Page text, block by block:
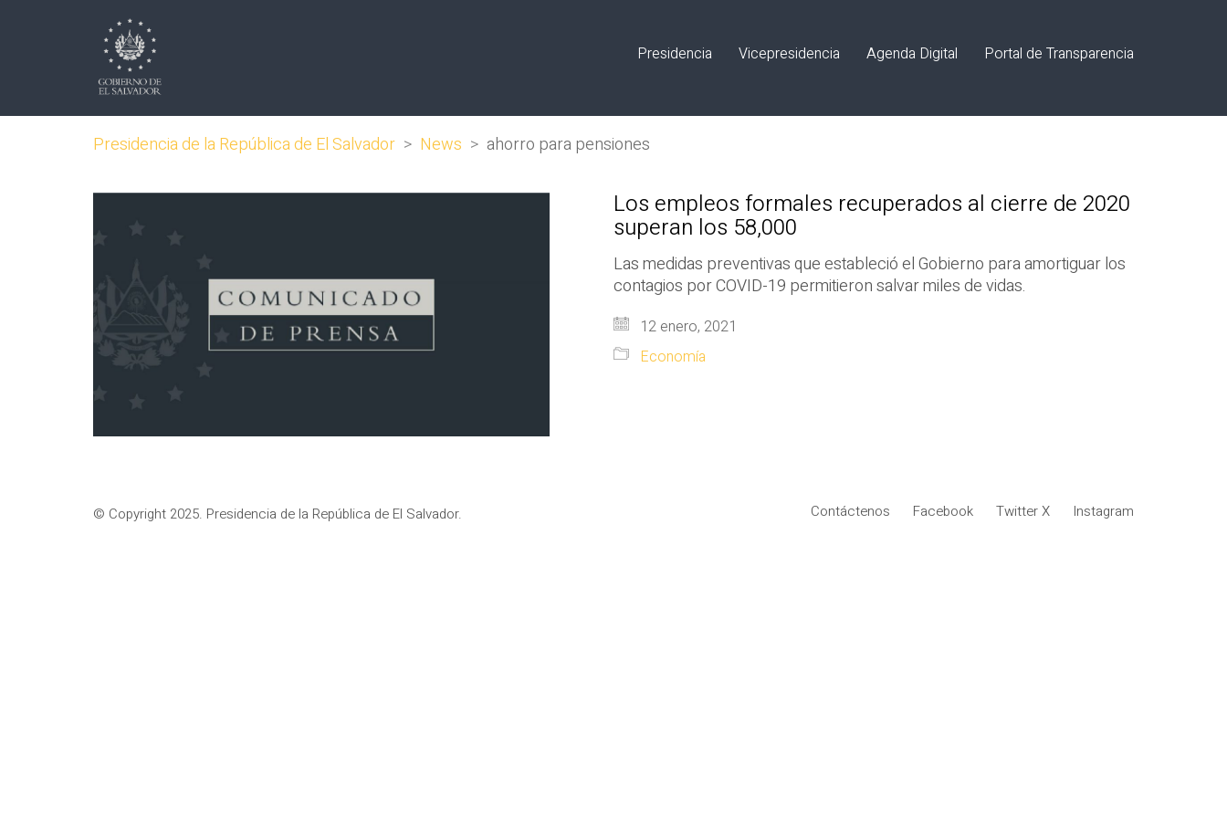
Presidencia Vicepresidencia Agenda Digital Portal de Transparencia
Presidencia de la República de El Salvador > News > ahorro para pensiones
Los empleos formales recuperados al cierre de 2020
superan los 58,000
Las medidas preventivas que estableció el Gobierno para amortiguar los
contagios por COVID-19 permitieron salvar miles de vidas.
12 enero, 2021
Economía
Contáctenos Facebook Twitter X Instagram
© Copyright 2025. Presidencia de la República de El Salvador.